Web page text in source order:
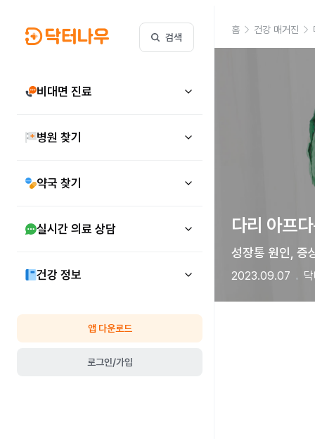
검색
비대면 진료
병원 찾기
약국 찾기
실시간 의료 상담
건강 정보
앱 다운로드
로그인/가입
홈 건강 매거진
다리 아프
성장통 원인, 증
2023.09.07